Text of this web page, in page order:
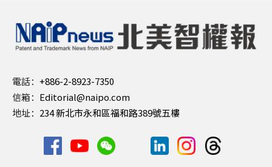
電話： +886-2-8923-7350
信箱： Editorial@naipo.com
地址： 234 新北市永和區福和路389號五樓